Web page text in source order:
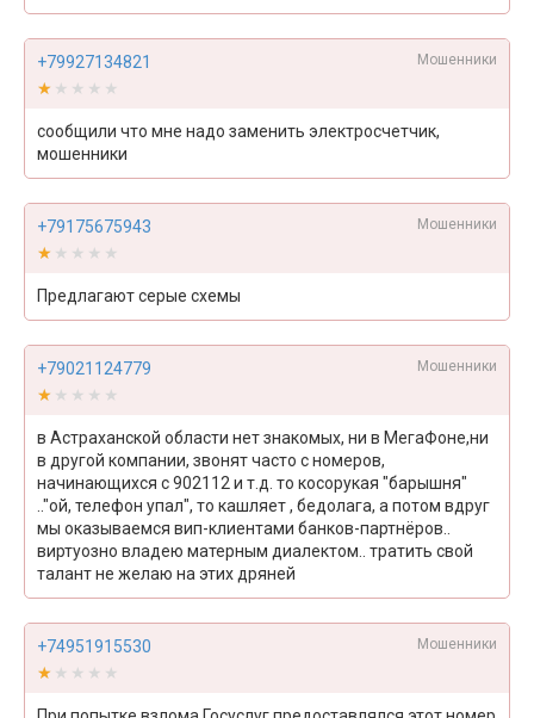
+79927134821 Мошенники
★★★★★
★★★★★
сообщили что мне надо заменить электросчетчик,
мошенники
+79175675943 Мошенники
★★★★★
★★★★★
Предлагают серые схемы
+79021124779 Мошенники
★★★★★
★★★★★
в Астраханской области нет знакомых, ни в МегаФоне,ни
в другой компании, звонят часто с номеров,
начинающихся с 902112 и т.д. то косорукая "барышня"
.."ой, телефон упал", то кашляет , бедолага, а потом вдруг
мы оказываемся вип-клиентами банков-партнёров..
виртуозно владею матерным диалектом.. тратить свой
талант не желаю на этих дряней
+74951915530 Мошенники
★★★★★
★★★★★